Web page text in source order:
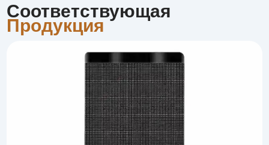
Соответствующая
Продукция